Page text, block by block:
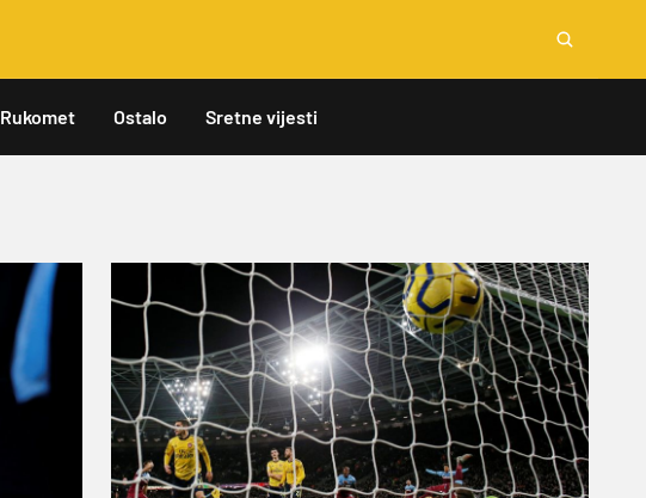
Rukomet Ostalo Sretne vijesti